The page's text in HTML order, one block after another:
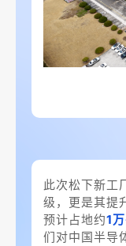
此次松下新工
级，更是其提
预计占地约1
们对中国半导